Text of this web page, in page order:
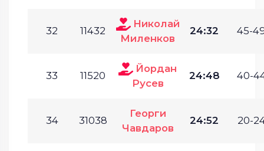
32 11432
Николай
Миленков
24:32 45-
33 11520
Йордан
Русев
24:48 40-
34 31038
Георги
Чавдаров
24:52 20-